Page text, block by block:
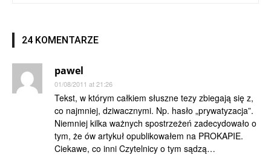
24 KOMENTARZE
pawel
01/08/2011 at 21:26
Tekst, w którym całkiem słuszne tezy zbiegają się z,
co najmniej, dziwacznymi. Np. hasło „prywatyzacja”.
Niemniej kilka ważnych spostrzeżeń zadecydowało o
tym, że ów artykuł opublikowałem na PROKAPIE.
Ciekawe, co inni Czytelnicy o tym sądzą…